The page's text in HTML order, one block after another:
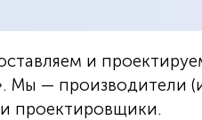
и
— производители
проектировщики.